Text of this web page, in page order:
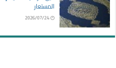
المستعار
2026/07/24